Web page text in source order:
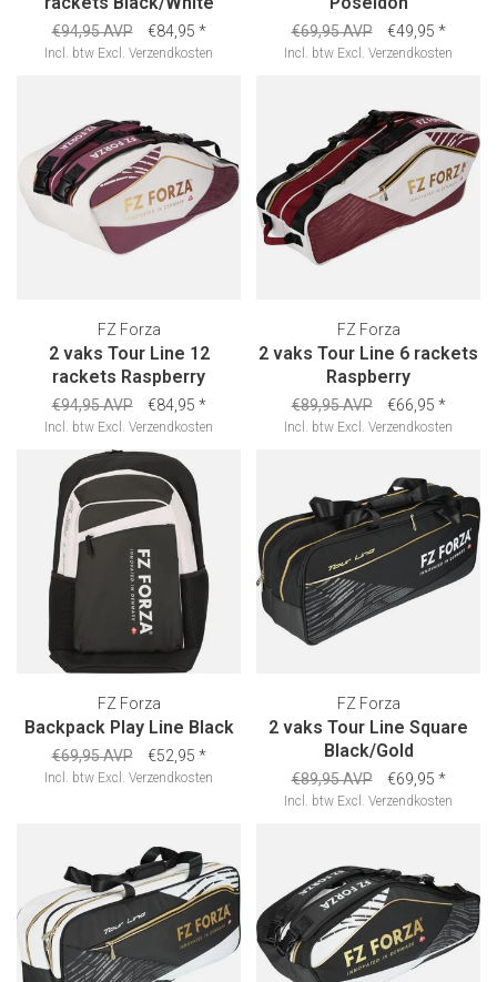
€94,95 AVP €84,95 *
Incl. btw Excl. Verzendkosten
€69,95 AVP €49,95 *
Incl. btw Excl. Verzendkosten
FZ Forza
2 vaks Tour Line 12
rackets Raspberry
€94,95 AVP €84,95 *
Incl. btw Excl. Verzendkosten
FZ Forza
2 vaks Tour Line 6 rackets
Raspberry
€89,95 AVP €66,95 *
Incl. btw Excl. Verzendkosten
FZ Forza
Backpack Play Line Black
€69,95 AVP €52,95 *
Incl. btw Excl. Verzendkosten
FZ Forza
2 vaks Tour Line Square
Black/Gold
€89,95 AVP €69,95 *
Incl. btw Excl. Verzendkosten